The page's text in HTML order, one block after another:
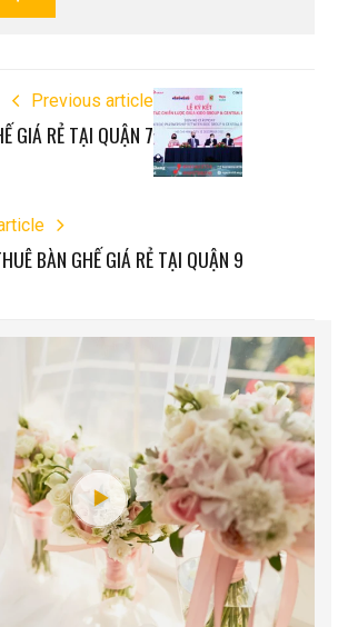
Previous article
GIÁ RẺ TẠI QUẬN 7
BÀN GHẾ GIÁ RẺ TẠI QUẬN 9